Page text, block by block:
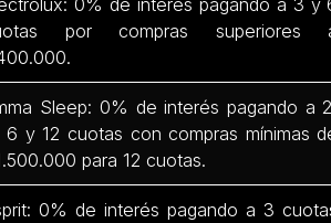
por compras superiores
Sleep: 0% de interés pagando a
6 y 12 cuotas con compras mínimas
para 12 cuotas.
0% de interés pagando a 3